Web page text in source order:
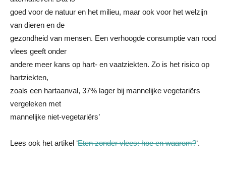
goed voor de natuur en het milieu, maar ook voor het welzijn
van dieren en de
gezondheid van mensen. Een verhoogde consumptie van rood
vlees geeft onder
andere meer kans op hart- en vaatziekten. Zo is het risico op
hartziekten,
zoals een hartaanval, 37% lager bij mannelijke vegetariërs
vergeleken met
mannelijke niet-vegetariërs’
Lees ook het artikel ‘Eten zonder vlees: hoe en waarom?‘.